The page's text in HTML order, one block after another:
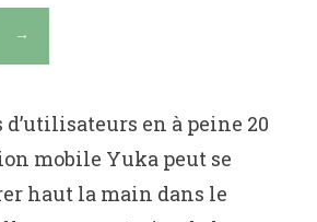
↓
en à peine 20
mobile Yuka peut se
haut la main dans le